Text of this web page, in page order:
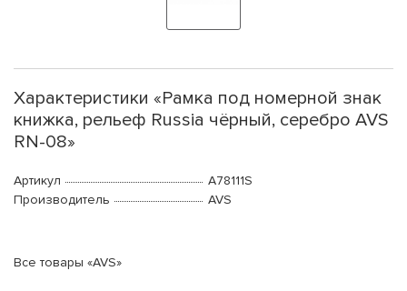
Характеристики «Рамка под номерной знак
книжка, рельеф Russia чёрный, серебро AVS
RN-08»
Артикул
A78111S
Производитель
AVS
Все товары «AVS»